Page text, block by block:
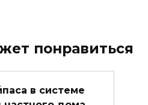
понравиться
в системе